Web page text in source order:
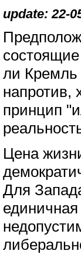
update: 22-
ли Кремль
напротив,
принцип
Цена
Для
единичная